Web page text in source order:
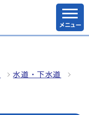
メニュー
水道・下水道